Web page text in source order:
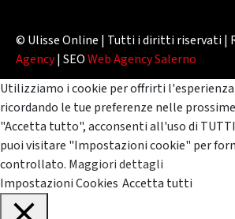
© Ulisse Online | Tutti i diritti riservati |
Agency| SEOWeb Agency Salerno
Utilizziamo i cookie per offrirti
ricordando le tue preferenze nelle
"Accetta tutto", acconsenti all'uso di
puoi visitare "Impostazioni cookie" per
controllato. Maggiori dettagli
Impostazioni Cookies Accetta tutti